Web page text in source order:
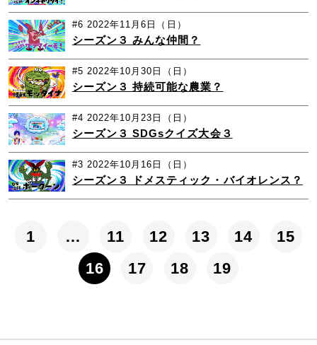
#6 2022年11月6日（日）
シーズン３ みんな仲間？
#5 2022年10月30日（日）
シーズン３ 持続可能な農業？
#4 2022年10月23日（日）
シーズン３ SDGsクイズ大会３
#3 2022年10月16日（日）
シーズン３ ドメスティック・バイオレンス？
1 … 11 12 13 14
15
16
17 18 19